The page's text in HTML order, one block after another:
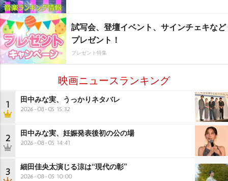
試写会、登壇イベント、サインチェキなど
プレゼント！
プレゼント特集
映画ニュースランキング
1 田中みな実、うっかりネタバレ
2026-08-05 15:32
2 田中みな実、妊娠発表後初の公の場
2026-08-05 14:41
3 細田佳央太演じる涼は“現代の彰”
2026-08-05 10:00